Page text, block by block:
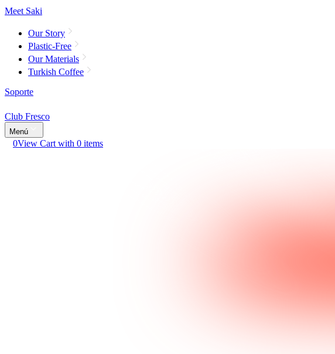
Meet Saki
Our Story
Plastic-Free
Our Materials
Turkish Coffee
Soporte
Club Fresco
Menú
0View Cart with 0 items